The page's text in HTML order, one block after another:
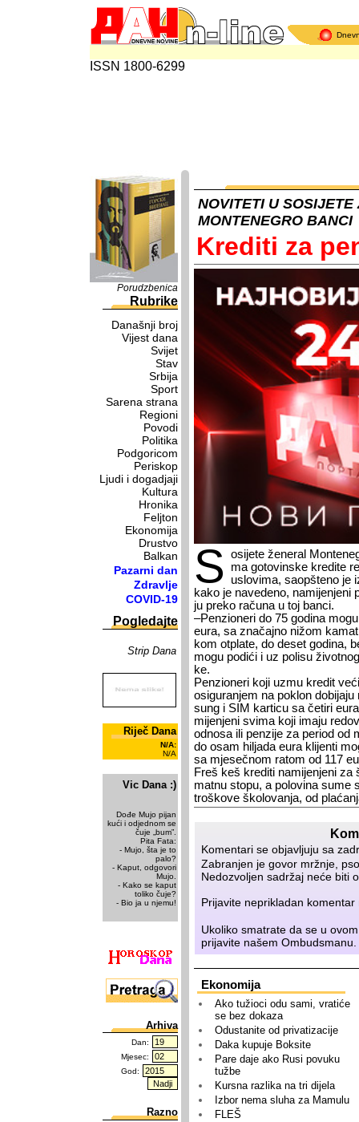
ISSN 1800-6299
Porudzbenica
Rubrike
Današnji broj
Vijest dana
Svijet
Stav
Srbija
Sport
Sarena strana
Regioni
Povodi
Politika
Podgoricom
Periskop
Ljudi i dogadjaji
Kultura
Hronika
Feljton
Ekonomija
Drustvo
Balkan
Pazarni dan
Zdravlje
COVID-19
Pogledajte
Strip Dana
Riječ Dana
N/A:
N/A
Vic Dana :)
Dođe Mujo pijan
kući i odjednom se
čuje „bum”.
Pita Fata:
- Mujo, šta je to
palo?
- Kaput, odgovori
Mujo.
- Kako se kaput
toliko čuje?
- Bio ja u njemu!
Arhiva
Dan:
Mjesec:
God:
Razno
NOVITETI U SOSIJETE
MONTENEGRO BANCI
Krediti za
S
o­si­je­te že­ne­ral
ma go­to­vin­ske kre­di­te
uslo­vi­ma, sa­op­šte­no je
ka­ko je na­ve­de­no,
ju pre­ko ra­ču­na u toj ban­ci.
–Pen­zi­o­ne­ri do 75 go­di­na
eura, sa zna­čaj­no ni­žom
kom ot­pla­te, do de­set go­di­na,
mo­gu po­di­ći i uz po­li­su
ke.
Pen­zi­o­ne­ri ko­ji uzmu kre­dit
osi­gu­ra­njem na po­klon
sung i SIM kar­ti­cu sa če­ti­ri
mi­je­nje­ni svi­ma ko­ji ima­ju
od­no­sa ili pen­zi­je za pe­ri­od od
do osam hi­lja­da eura kli­jen­ti
sa mje­seč­nom ra­tom od 117
Freš keš kre­di­ti na­mi­je­nje­ni
mat­nu sto­pu, a po­lo­vi­na su­me
tro­ško­ve ško­lo­va­nja, od
Komentari se objavljuju sa
Zabranjen je govor mržnje,
Nedozvoljen sadržaj neće biti
Prijavite neprikladan
Ukoliko smatrate da se u
prijavite našemOmbudsmanu
Ekonomija
Ako tužioci odu sami, vratiće
se bez dokaza
Odustanite od privatizacije
Daka kupuje Boksite
Pare daje ako Rusi povuku
tužbe
Kursna razlika na tri dijela
Izbor nema sluha za Mamulu
FLEŠ